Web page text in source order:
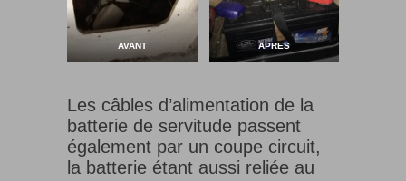
AVANT APRES
Les câbles d’alimentation de la
batterie de servitude passent
également par un coupe circuit,
la batterie étant aussi reliée au